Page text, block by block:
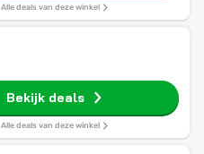
Alle deals van deze winkel
Bekijk deals
Alle deals van deze winkel